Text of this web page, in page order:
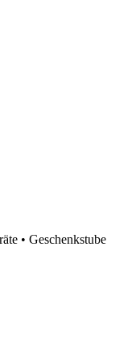
• Geschenkstube